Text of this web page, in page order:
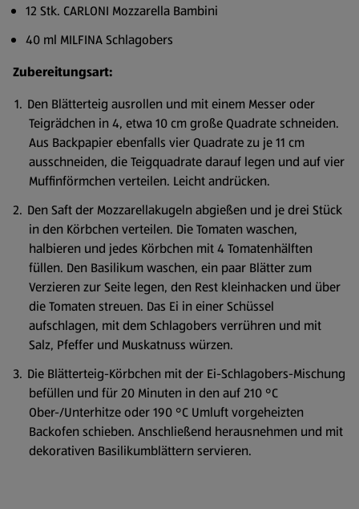
12 Stk. CARLONI Mozzarella Bambini
40 ml MILFINA Schlagobers
Zubereitungsart:
Den Blätterteig ausrollen und mit einem Messer oder
Teigrädchen in 4, etwa 10 cm große Quadrate schneiden.
Aus Backpapier ebenfalls vier Quadrate zu je 11 cm
ausschneiden, die Teigquadrate darauf legen und auf vier
Muffinförmchen verteilen. Leicht andrücken.
Den Saft der Mozzarellakugeln abgießen und je drei Stück
in den Körbchen verteilen. Die Tomaten waschen,
halbieren und jedes Körbchen mit 4 Tomatenhälften
füllen. Den Basilikum waschen, ein paar Blätter zum
Verzieren zur Seite legen, den Rest kleinhacken und über
die Tomaten streuen. Das Ei in einer Schüssel
aufschlagen, mit dem Schlagobers verrühren und mit
Salz, Pfeffer und Muskatnuss würzen.
Die Blätterteig-Körbchen mit der Ei-Schlagobers-Mischung
befüllen und für 20 Minuten in den auf 210 °C
Ober-/Unterhitze oder 190 °C Umluft vorgeheizten
Backofen schieben. Anschließend herausnehmen und mit
dekorativen Basilikumblättern servieren.